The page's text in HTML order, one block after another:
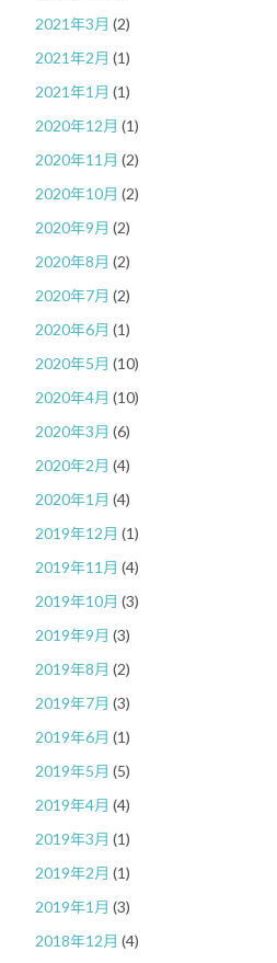
2021年3月 (2)
2021年2月 (1)
2021年1月 (1)
2020年12月 (1)
2020年11月 (2)
2020年10月 (2)
2020年9月 (2)
2020年8月 (2)
2020年7月 (2)
2020年6月 (1)
2020年5月 (10)
2020年4月 (10)
2020年3月 (6)
2020年2月 (4)
2020年1月 (4)
2019年12月 (1)
2019年11月 (4)
2019年10月 (3)
2019年9月 (3)
2019年8月 (2)
2019年7月 (3)
2019年6月 (1)
2019年5月 (5)
2019年4月 (4)
2019年3月 (1)
2019年2月 (1)
2019年1月 (3)
2018年12月 (4)